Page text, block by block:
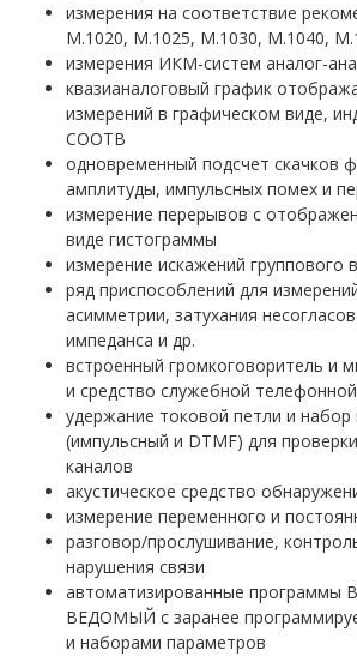
измерения на соответствие
M.1020, M.1025, M.1030, M.1040,
измерения ИКМ-систем аналог-
квазианалоговый график
измерений в графическом виде,
СООТВ
одновременный подсчет скачков
амплитуды, импульсных помех и
измерение перерывов с
виде гистограммы
измерение искажений группового
ряд приспособлений для
асимметрии, затухания
импеданса и др.
встроенный громкоговоритель и
и средство служебной
удержание токовой петли и набор
(импульсный и DTMF) для
каналов
акустическое средство
измерение переменного и
разговор/прослушивание,
нарушения связи
автоматизированные
ВЕДОМЫЙ с заранее
и наборами параметров